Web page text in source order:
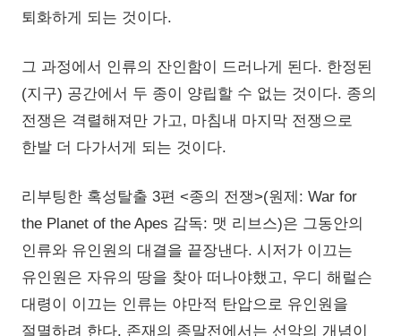
퇴화하게 되는 것이다.
그 과정에서 인류의 잔인함이 드러나게 된다. 한정된
(지구) 공간에서 두 종이 양립할 수 없는 것이다. 종의
전쟁은 격렬해져만 가고, 마침내 마지막 전쟁으로
한발 더 다가서게 되는 것이다.
리부팅한 혹성탈출 3편 <종의 전쟁>(원제: War for
the Planet of the Apes 감독: 맷 리브스)은 그동안의
인류와 유인원의 대결을 끝장낸다. 시저가 이끄는
유인원은 자유의 땅을 찾아 떠나야했고, 우디 해럴슨
대령이 이끄는 인류는 야만적 탄압으로 유인원을
절멸하려 한다. 존재의 종말전에서는 선악의 개념이